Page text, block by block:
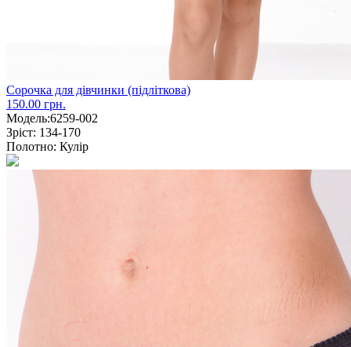
Сорочка для дівчинки (підліткова)
150.00 грн.
Модель:6259-002
Зріст: 134-170
Полотно: Кулір